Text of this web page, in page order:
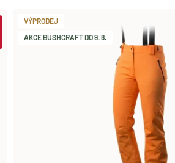
VÝPRODEJ
AKCE BUSHCRAFT DO 9. 8.